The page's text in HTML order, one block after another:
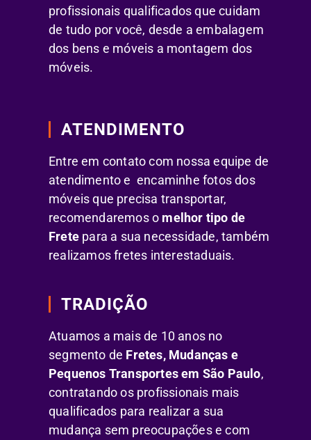
profissionais qualificados que cuidam
de tudo por você, desde a embalagem
dos bens e móveis a montagem dos
móveis.
ATENDIMENTO
Entre em contato com nossa equipe de
atendimento e encaminhe fotos dos
móveis que precisa transportar,
recomendaremos o melhor tipo de
Frete para a sua necessidade, também
realizamos fretes interestaduais.
TRADIÇÃO
Atuamos a mais de 10 anos no
segmento de Fretes, Mudanças e
Pequenos Transportes em São Paulo,
contratando os profissionais mais
qualificados para realizar a sua
mudança sem preocupações e com